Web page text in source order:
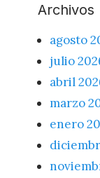
Archivos
agosto
julio
abril
marzo
enero